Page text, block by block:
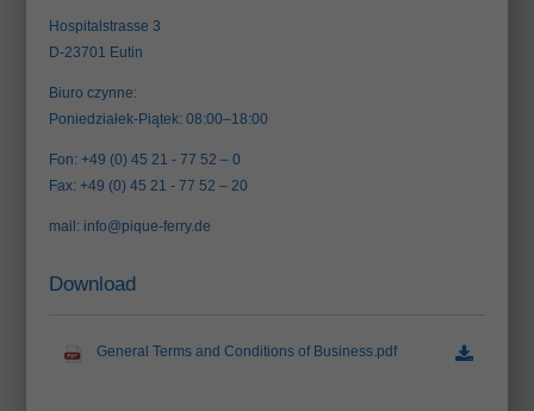
Hospitalstrasse 3
D-23701 Eutin
Biuro czynne:
Poniedziałek-Piątek: 08:00–18:00
Fon: +49 (0) 45 21 - 77 52 – 0
Fax: +49 (0) 45 21 - 77 52 – 20
mail: info@pique-ferry.de
Download
General Terms and Conditions of Business.pdf